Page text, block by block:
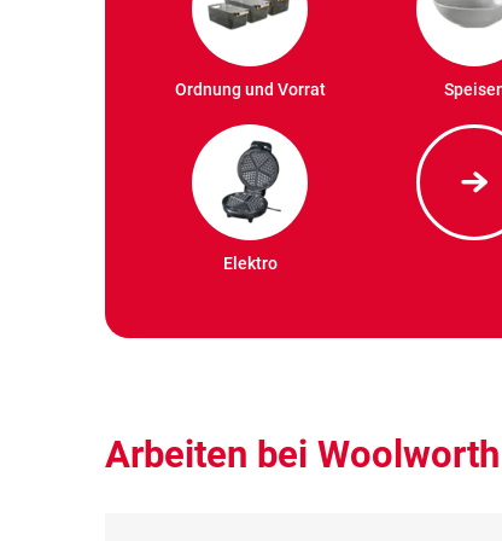
Ordnung und Vorrat
Elektro
Arbeiten bei